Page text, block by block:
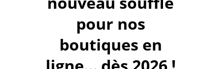
pour nos
boutiques en